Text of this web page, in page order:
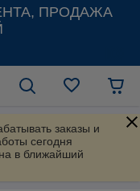
ПРОДАЖА
заказы и
сегодня
в ближайший